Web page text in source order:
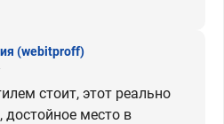
(webitproff)
стоит, этот реально
место в